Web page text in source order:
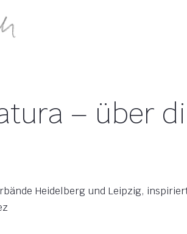
– über
Heidelberg und Leipzig,